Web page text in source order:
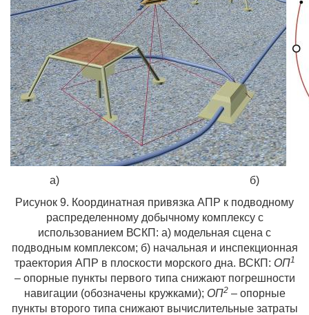
а) б)
Рисунок 9. Координатная привязка АПР к подводному
распределенному добычному комплексу с
использованием ВСКП: а) модельная сцена с
подводным комплексом; б) начальная и инспекционная
траектория АПР в плоскости морского дна. ВСКП: ОП1
– опорные пункты первого типа снижают погрешности
навигации (обозначены кружками); ОП2– опорные
пункты второго типа снижают вычислительные затраты